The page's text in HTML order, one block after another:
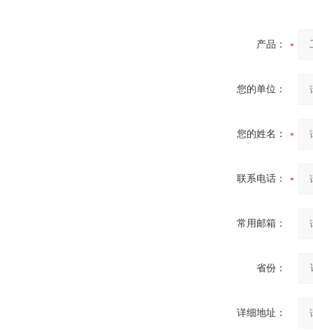
产品：
您的单位：
您的姓名：
联系电话：
常用邮箱：
省份：
详细地址：